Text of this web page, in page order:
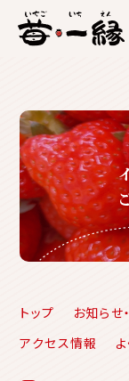
トップ お知らせ
アクセス情報